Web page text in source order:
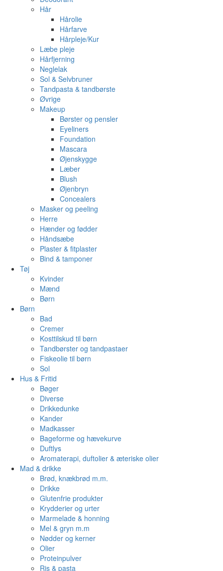
Hår
Hårolie
Hårfarve
Hårpleje/Kur
Læbe pleje
Hårfjerning
Neglelak
Sol & Selvbruner
Tandpasta & tandbørste
Øvrige
Makeup
Børster og pensler
Eyeliners
Foundation
Mascara
Øjenskygge
Læber
Blush
Øjenbryn
Concealers
Masker og peeling
Herre
Hænder og fødder
Håndsæbe
Plaster & fitplaster
Bind & tamponer
Tøj
Kvinder
Mænd
Børn
Børn
Bad
Cremer
Kosttilskud til børn
Tandbørster og tandpastaer
Fiskeolie til børn
Sol
Hus & Fritid
Bøger
Diverse
Drikkedunke
Kander
Madkasser
Bageforme og hævekurve
Duftlys
Aromaterapi, duftolier & æteriske olier
Mad & drikke
Brød, knækbrød m.m.
Drikke
Glutenfrie produkter
Krydderier og urter
Marmelade & honning
Mel & gryn m.m
Nødder og kerner
Olier
Proteinpulver
Ris & pasta